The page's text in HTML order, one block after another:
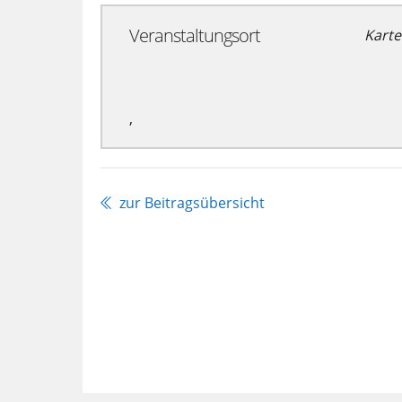
Veranstaltungsort
,
zur Beitragsübersicht